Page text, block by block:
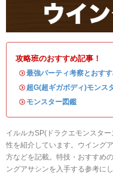
攻略班のおすすめ記事！
・最強パーティ考察とおす
・超G(超ギガボディ)モンス
・ モンスター図鑑
イルルカSP(ドラクエモンスタ
性を紹介しています。ウイング
方などを記載。特技・おすすめ
ングアサシンを入手する参考にし